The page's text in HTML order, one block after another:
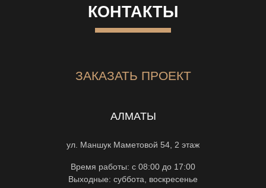
КОНТАКТЫ
ЗАКАЗАТЬ ПРОЕКТ
АЛМАТЫ
ул. Маншук Маметовой 54, 2 этаж
Время работы: с 08:00 до 17:00
Выходные: суббота, воскресенье